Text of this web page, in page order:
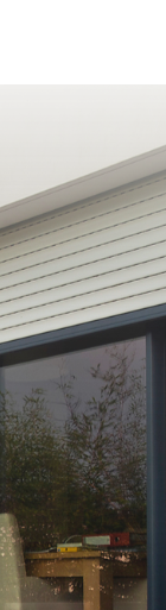
de Saint-
Distributeur
vous
minimum
et